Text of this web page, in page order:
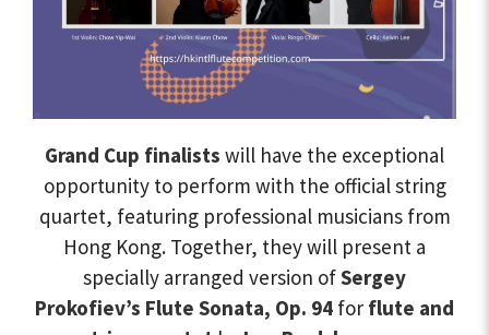
Grand Cup finalists will have the exceptional
opportunity to perform with the official string
quartet, featuring professional musicians from
Hong Kong. Together, they will present a
specially arranged version ofSergey
Prokofiev’s Flute Sonata, Op. 94 for flute and